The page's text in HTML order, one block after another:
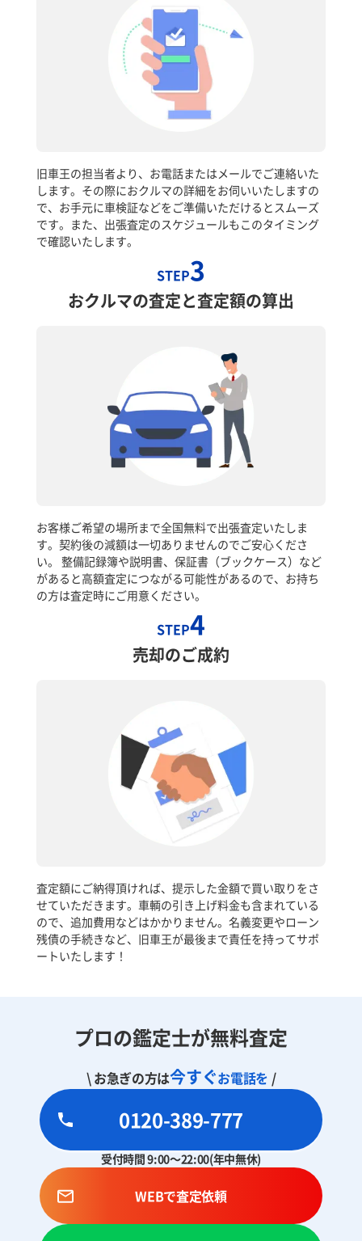
旧車王の担当者より、お電話またはメールでご連絡いた
します。その際におクルマの詳細をお伺いいたしますの
で、お手元に車検証などをご準備いただけるとスムーズ
です。また、出張査定のスケジュールもこのタイミング
で確認いたします。
STEP3
おクルマの査定と査定額の算出
お客様ご希望の場所まで全国無料で出張査定いたしま
す。契約後の減額は一切ありませんのでご安心くださ
い。 整備記録簿や説明書、保証書（ブックケース）など
があると高額査定につながる可能性があるので、お持ち
の方は査定時にご用意ください。
STEP4
売却のご成約
査定額にご納得頂ければ、提示した金額で買い取りをさ
せていただきます。車輌の引き上げ料金も含まれている
ので、追加費用などはかかりません。名義変更やローン
残債の手続きなど、旧車王が最後まで責任を持ってサポ
ートいたします！
プロの鑑定士が無料査定
\ お急ぎの方は今すぐお電話を /
0120-389-777
受付時間 9:00～22:00(年中無休)
WEBで査定依頼